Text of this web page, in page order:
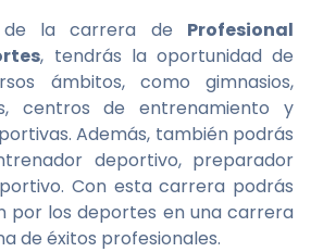
de la carrera de Profesional
, tendrás la oportunidad de
ámbitos, como gimnasios,
centros de entrenamiento y
Además, también podrás
deportivo, preparador
Con esta carrera podrás
por los deportes en una carrera
de éxitos profesionales.